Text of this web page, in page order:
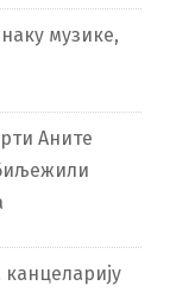
музике,
Аните